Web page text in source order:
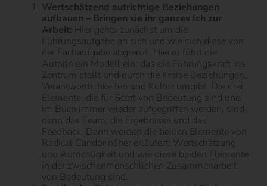
Wertschätzend aufrichtige Beziehungen
aufbauen – Bringen sie ihr ganzes Ich zur
Arbeit: Hier gehts zunächst um die
Führungsaufgabe an sich und wie sich diese von
der Fachaufgabe abgrenzt. Hierzu führt die
Autorin ein Modell ein, das die Führungskraft ins
Zentrum stellt und durch die Kreise Beziehungen,
Verantwortlichkeiten und Kultur umgibt. Die drei
Elemente, die für Scott von Bedeutung sind und
im Buch immer wieder aufgegriffen werden, sind
dann das Team, die Ergebnisse und das
Feedback. Dann werden die beiden Elemente von
Radical Candor näher erläutert: Wertschätzung
und Aufrichtigkeit und wie diese beiden Elemente
in der zwischenmenschlichen Zusammenarbeit
von Bedeutung sind.